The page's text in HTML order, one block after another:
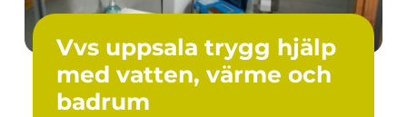
Vvs uppsala trygg hjälp
med vatten, värme och
badrum